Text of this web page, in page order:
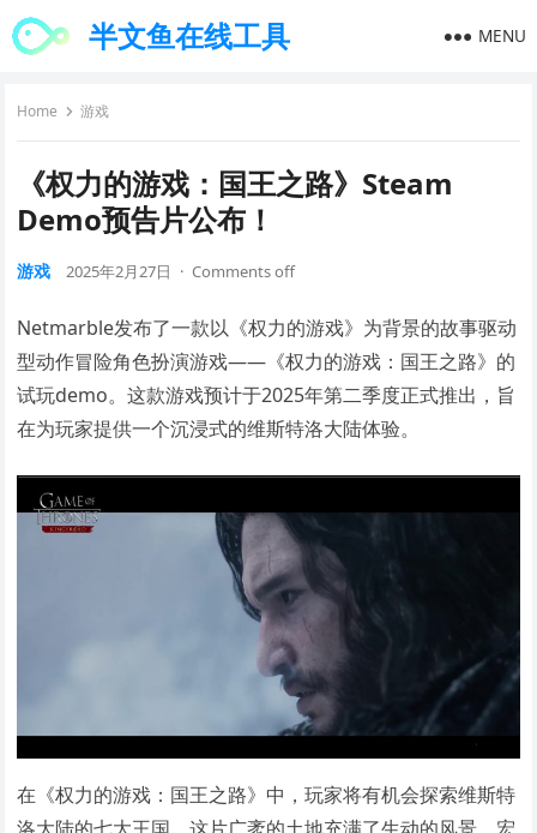
半文鱼在线工具 MENU
Home 游戏
《权力的游戏：国王之路》Steam
Demo预告片公布！
游戏 2025年2月27日 · Comments off
Netmarble发布了一款以《权力的游戏》为背景的故事驱动
型动作冒险角色扮演游戏——《权力的游戏：国王之路》的
试玩demo。这款游戏预计于2025年第二季度正式推出，旨
在为玩家提供一个沉浸式的维斯特洛大陆体验。
在《权力的游戏：国王之路》中，玩家将有机会探索维斯特